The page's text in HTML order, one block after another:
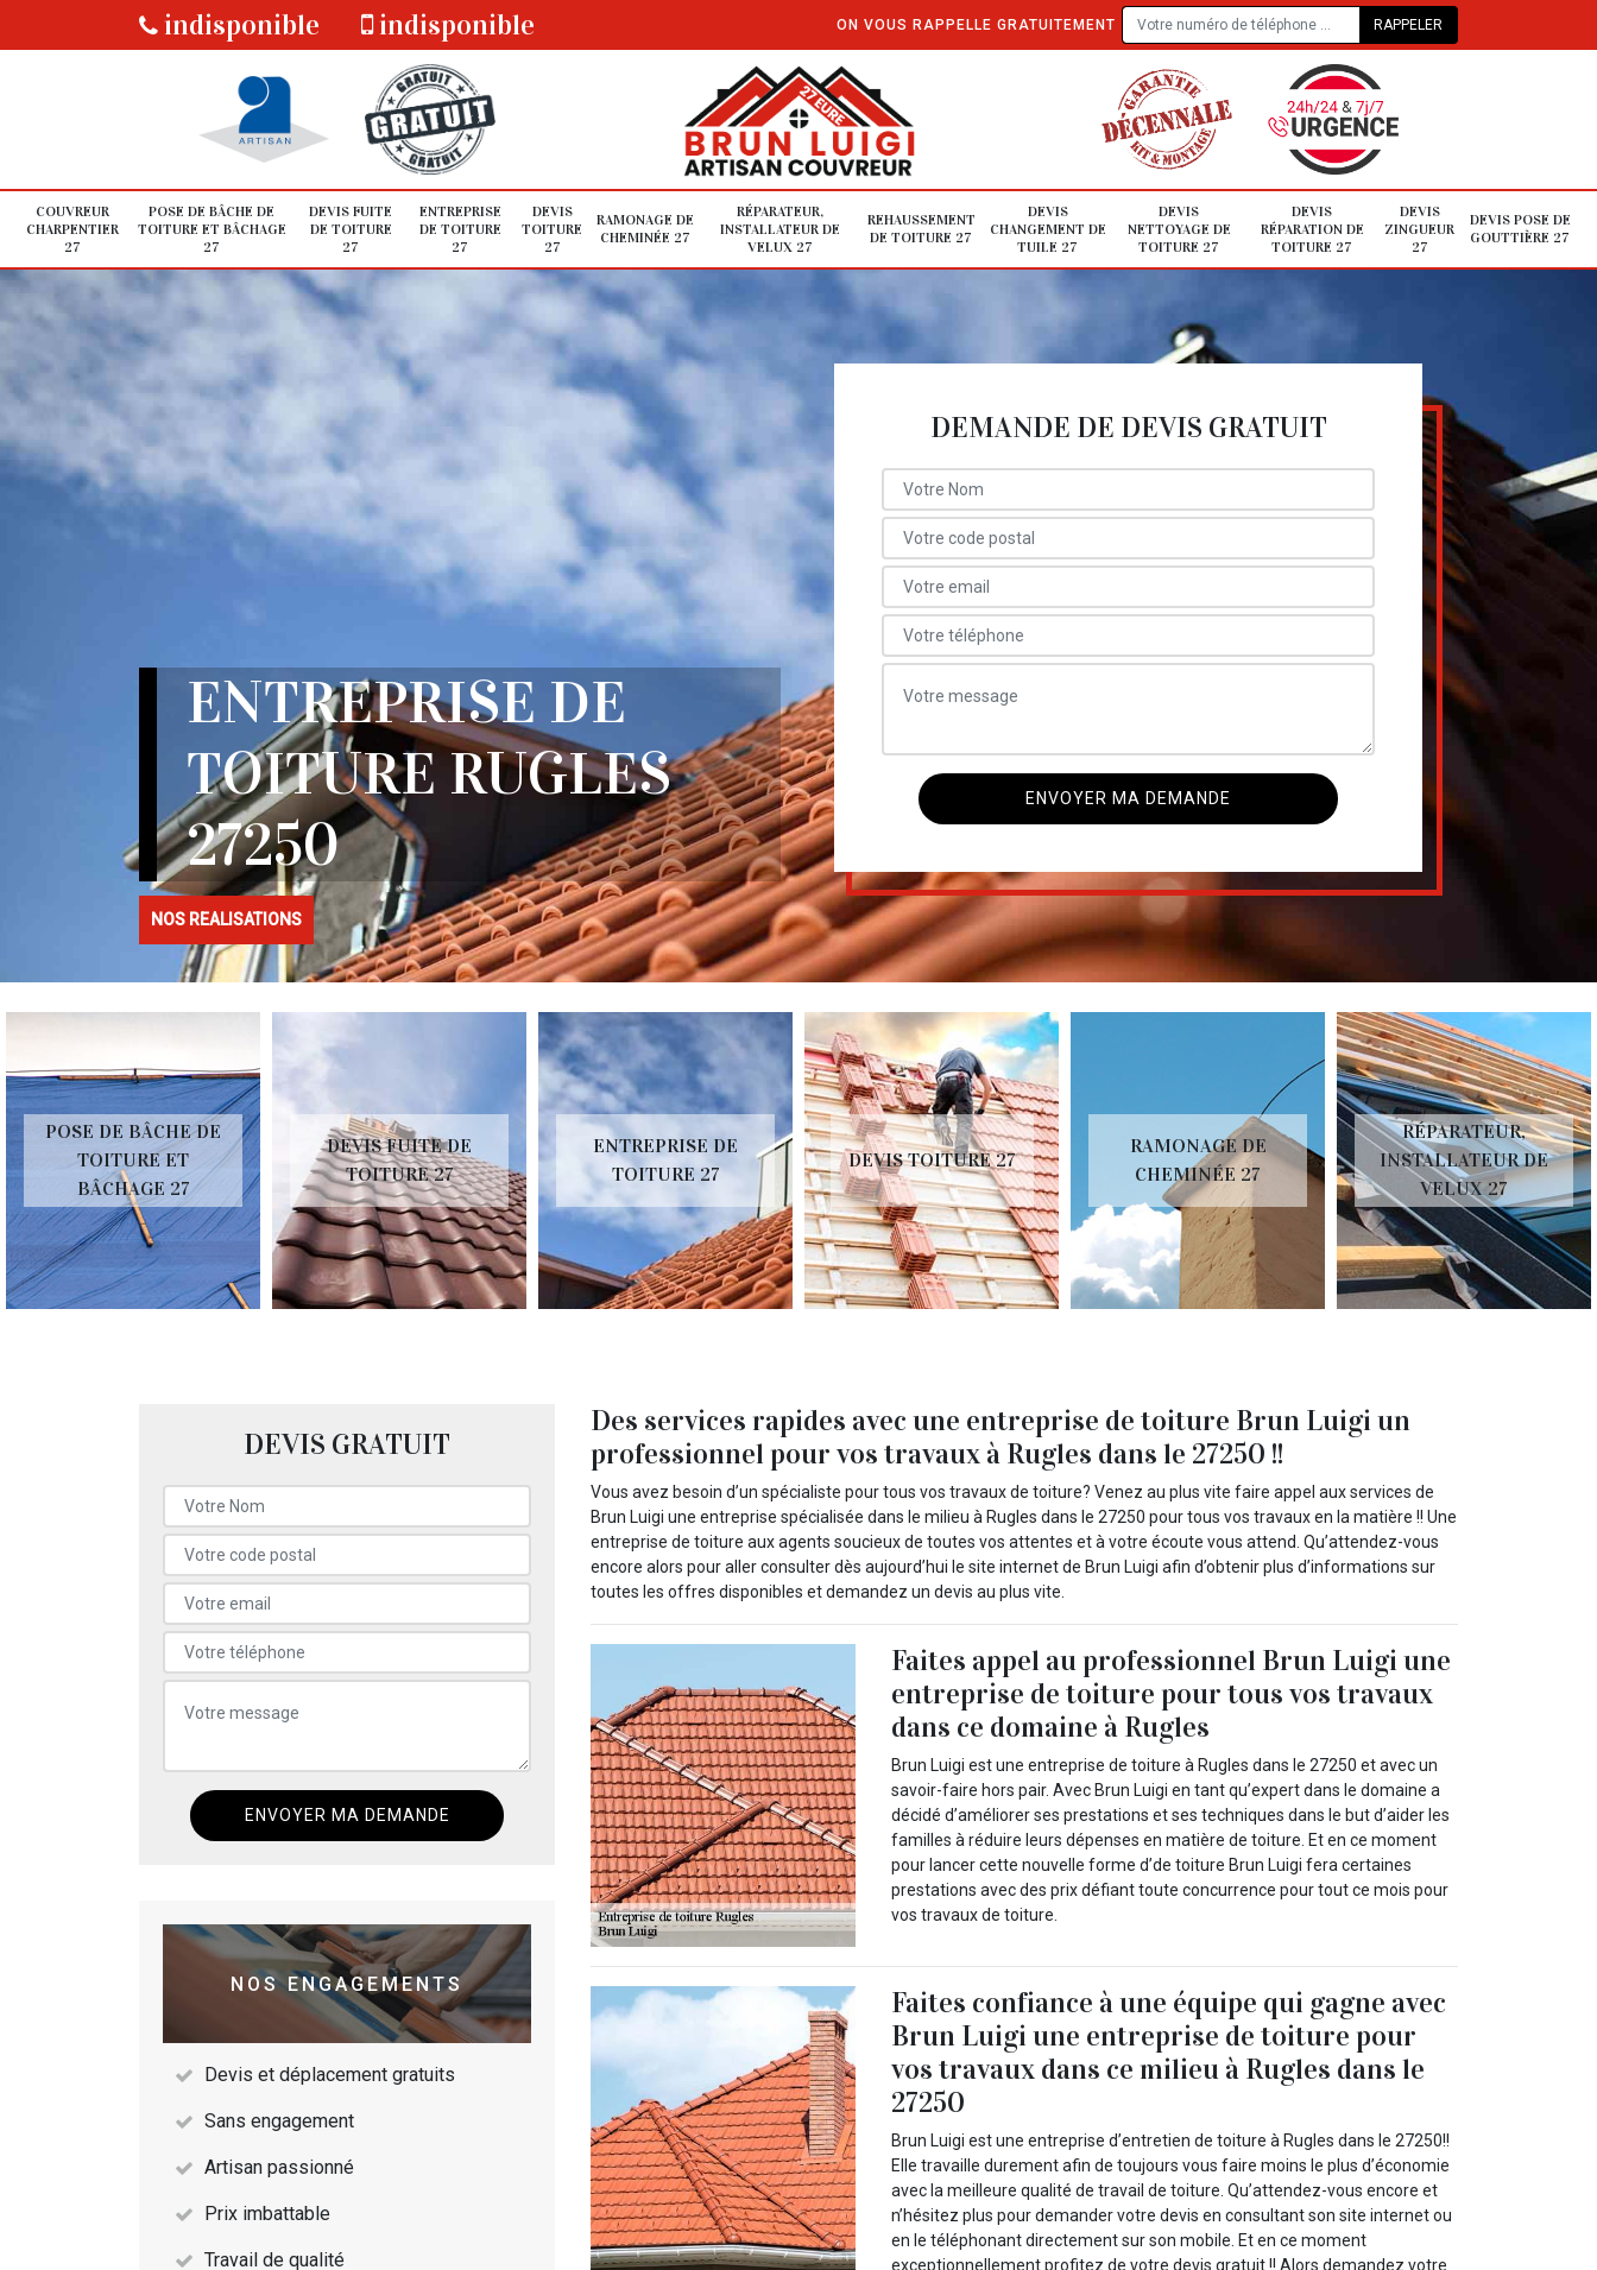
indisponible indisponible ON VOUS RAPPELLE GRATUITEMENT
COUVREUR
CHARPENTIER
27
POSE DE BÂCHE DE
TOITURE ET BÂCHAGE
27
DEVIS FUITE
DE TOITURE
27
ENTREPRISE
DE TOITURE
27
DEVIS
TOITURE
27
RAMONAGE DE
CHEMINÉE 27
RÉPARATEUR,
INSTALLATEUR DE
VELUX 27
REHAUSSEMENT
DE TOITURE 27
DEVIS
CHANGEMENT DE
TUILE 27
DEVIS
NETTOYAGE DE
TOITURE 27
DEVIS
RÉPARATION DE
TOITURE 27
DEVIS
ZINGUEUR
27
DEVIS POSE DE
GOUTTIÈRE 27
ENTREPRISE DE
TOITURE RUGLES
27250
NOS REALISATIONS
DEMANDE DE DEVIS GRATUIT
POSE DE BÂCHE DE
TOITURE ET
BÂCHAGE 27
DEVIS FUITE DE
TOITURE 27
ENTREPRISE DE
TOITURE 27
DEVIS TOITURE 27
RAMONAGE DE
CHEMINÉE 27
RÉPARATEUR,
INSTALLATEUR DE
VELUX 27
DEVIS GRATUIT
NOS ENGAGEMENTS
Devis et déplacement gratuits
Sans engagement
Artisan passionné
Prix imbattable
Travail de qualité
Des services rapides avec une entreprise de toiture Brun Luigi un
professionnel pour vos travaux à Rugles dans le 27250 !!
Vous avez besoin d’un spécialiste pour tous vos travaux de toiture? Venez au plus vite faire appel aux services de
Brun Luigi une entreprise spécialisée dans le milieu à Rugles dans le 27250 pour tous vos travaux en la matière !! Une
entreprise de toiture aux agents soucieux de toutes vos attentes et à votre écoute vous attend. Qu’attendez-vous
encore alors pour aller consulter dès aujourd’hui le site internet de Brun Luigi afin d’obtenir plus d’informations sur
toutes les offres disponibles et demandez un devis au plus vite.
Faites appel au professionnel Brun Luigi une
entreprise de toiture pour tous vos travaux
dans ce domaine à Rugles
Brun Luigi est une entreprise de toiture à Rugles dans le 27250 et avec un
savoir-faire hors pair. Avec Brun Luigi en tant qu’expert dans le domaine a
décidé d’améliorer ses prestations et ses techniques dans le but d’aider les
familles à réduire leurs dépenses en matière de toiture. Et en ce moment
pour lancer cette nouvelle forme d’de toiture Brun Luigi fera certaines
prestations avec des prix défiant toute concurrence pour tout ce mois pour
vos travaux de toiture.
Faites confiance à une équipe qui gagne avec
Brun Luigi une entreprise de toiture pour
vos travaux dans ce milieu à Rugles dans le
27250
Brun Luigi est une entreprise d’entretien de toiture à Rugles dans le 27250!!
Elle travaille durement afin de toujours vous faire moins le plus d’économie
avec la meilleure qualité de travail de toiture. Qu’attendez-vous encore et
n’hésitez plus pour demander votre devis en consultant son site internet ou
en le téléphonant directement sur son mobile. Et en ce moment
exceptionnellement profitez de votre devis gratuit !! Alors demandez votre